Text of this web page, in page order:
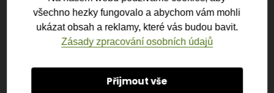
VSTOUPIT
všechno hezky fungovalo a abychom vám mohli
ukázat obsah a reklamy, které vás budou bavit.
Zásady zpracování osobních údajů
Přijmout vše